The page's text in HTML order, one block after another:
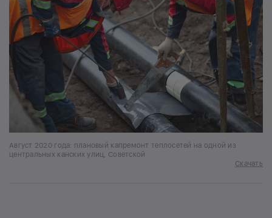
Август 2020 года: плановый капремонт теплосетей на одной из
центральных канских улиц, Советской
Скачать